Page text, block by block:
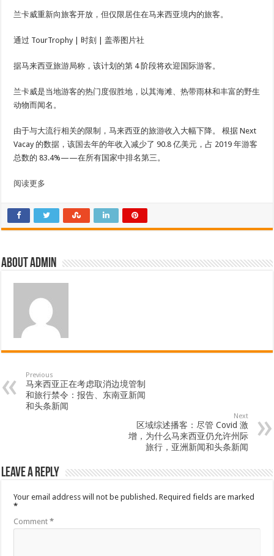
兰卡威重新向旅客开放，但仅限居住在马来西亚境内的旅客。
通过 TourTrophy | 时刻 | 盖蒂图片社
据马来西亚旅游局称，该计划的第 4 阶段将欢迎国际游客。
兰卡威是当地游客的热门度假胜地，以其海滩、热带雨林和丰富的野生
动物而闻名。
由于与大流行相关的限制，马来西亚的旅游收入大幅下降。 根据 Next
Vacay 的数据，该国去年的年收入减少了 90.8 亿美元，占 2019 年游客
总数的 83.4%——在所有国家中排名第三。
阅读更多
About admin
Previous
马来西亚正在考虑取消边境管制
和旅行禁令：报告、东南亚新闻
和头条新闻
Next
区域综述播客：尽管 Covid 激
增，为什么马来西亚仍允许州际
旅行，亚洲新闻和头条新闻
Leave a Reply
Your email address will not be published. Required fields are marked
*
Comment*